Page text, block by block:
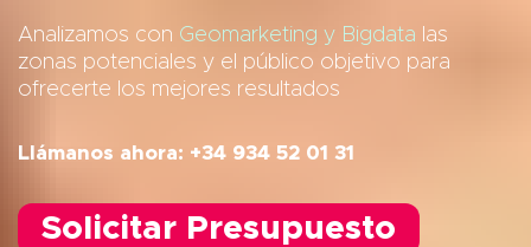
Analizamos con Geomarketing y Bigdata las
zonas potenciales y el público objetivo para
ofrecerte los mejores resultados
Llámanos ahora: +34 934 52 01 31
Solicitar Presupuesto